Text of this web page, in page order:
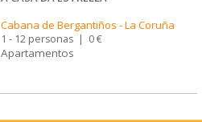
Cabana de Bergantiños -La Coruña
1 - 12 personas | 0 €
Apartamentos